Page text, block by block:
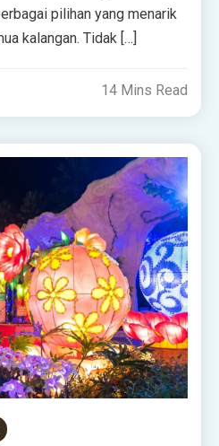
pilihan yang menarik
kalangan. Tidak […]
14 Mins Read